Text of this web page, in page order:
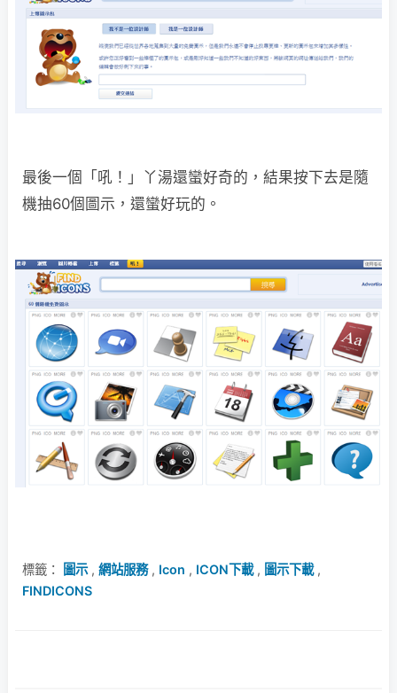
最後一個「吼！」丫湯還蠻好奇的，結果按下去是隨
機抽60個圖示，還蠻好玩的。
標籤： 圖示, 網站服務, Icon , ICON下載, 圖示下載,
FINDICONS